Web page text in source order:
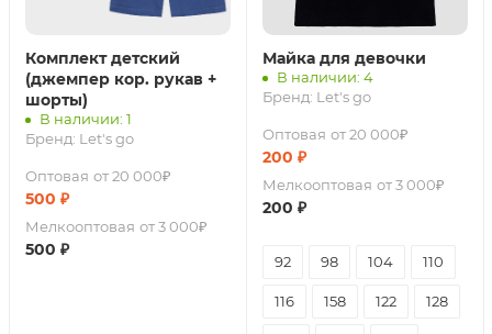
Комплект детский
(джемпер кор. рукав +
шорты)
В наличии: 1
Бренд: Let's go
Оптовая от 20 000₽
500 ₽
Мелкооптовая от 3 000₽
500 ₽
Майка для девочки
В наличии: 4
Бренд: Let's go
Оптовая от 20 000₽
200 ₽
Мелкооптовая от 3 000₽
200 ₽
92 98 104 110
116 158 122 128